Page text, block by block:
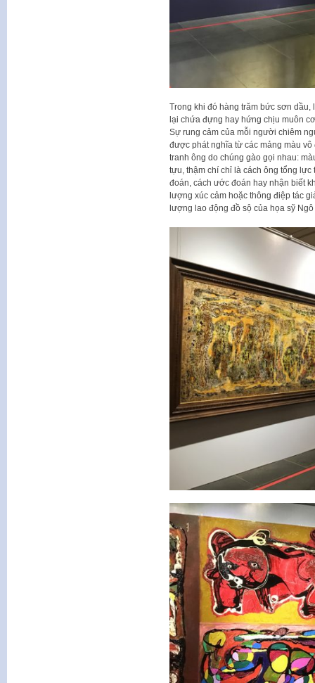
Trong khi đó hàng trăm bức sơn
lại chứa đựng hay hứng chịu muôn
Sự rung cảm của mỗi người chiêm
được phát nghĩa từ các mảng màu
tranh ông do chúng gào gọi nhau:
tựu, thậm chí chỉ là cách ông tổng
đoán, cách ước đoán hay nhận biết
lượng xúc cảm hoặc thông điệp tác
lượng lao động đồ sộ của họa sỹ